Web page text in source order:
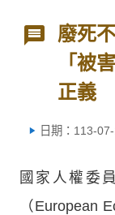
廢死
「被
正義
日期：113-
國家人權委
（European